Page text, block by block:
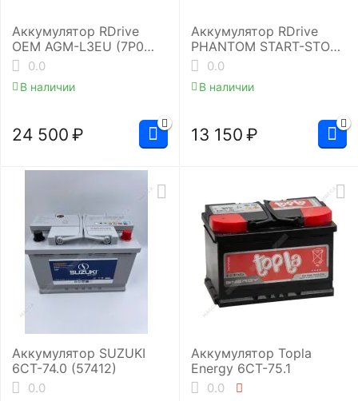
Аккумулятор RDrive
OEM AGM-L3EU (7P0
915 105 )
0.0
В наличии
24 500 ₽
Аккумулятор RDrive
PHANTOM START-STOP
EFB EUE-072072L3
0.0
В наличии
13 150 ₽
Аккумулятор SUZUKI
6СТ-74.0 (57412)
0.0
Аккумулятор Topla
Energy 6СТ-75.1
0.0